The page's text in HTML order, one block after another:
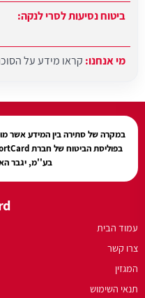
ביטוח נסיעות לסרי לנקה:
מי אנחנו: קראו מידע על
במקרה של סתירה בין המידע אשר
בע''מ, יגבר
עמוד הבית
צרו קשר
המגזין
תנאי השימוש